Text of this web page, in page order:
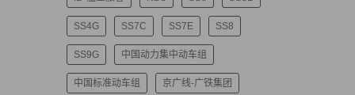
SS4G SS7C SS7E SS8
SS9G 中国动力集中动车组
中国标准动车组 京广线-广铁集团